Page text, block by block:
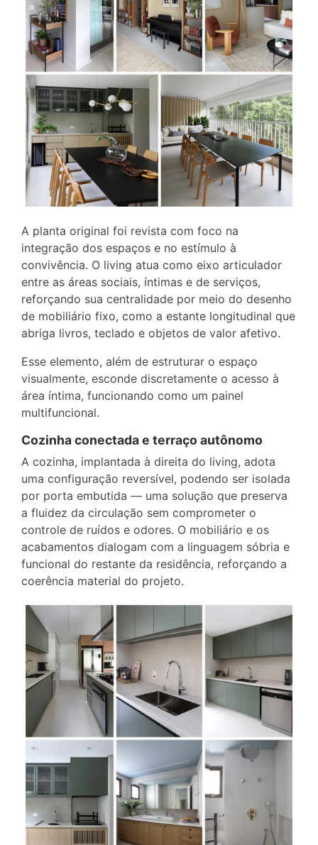
A planta original foi revista com foco na
integração dos espaços e no estímulo à
convivência. O living atua como eixo articulador
entre as áreas sociais, íntimas e de serviços,
reforçando sua centralidade por meio do desenho
de mobiliário fixo, como a estante longitudinal que
abriga livros, teclado e objetos de valor afetivo.
Esse elemento, além de estruturar o espaço
visualmente, esconde discretamente o acesso à
área íntima, funcionando como um painel
multifuncional.
Cozinha conectada e terraço autônomo
A cozinha, implantada à direita do living, adota
uma configuração reversível, podendo ser isolada
por porta embutida — uma solução que preserva
a fluidez da circulação sem comprometer o
controle de ruídos e odores. O mobiliário e os
acabamentos dialogam com a linguagem sóbria e
funcional do restante da residência, reforçando a
coerência material do projeto.